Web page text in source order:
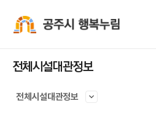
전체시설대관정보
전체시설대관정보